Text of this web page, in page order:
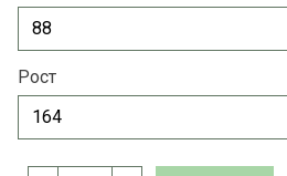
Рост